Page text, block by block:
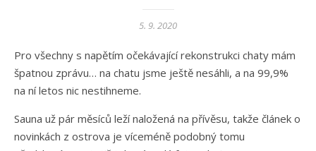
5. 9. 2020
Pro všechny s napětím očekávající rekonstrukci chaty mám
špatnou zprávu… na chatu jsme ještě nesáhli, a na 99,9%
na ní letos nic nestihneme.
Sauna už pár měsíců leží naložená na přívěsu, takže článek o
novinkách z ostrova je víceméně podobný tomu